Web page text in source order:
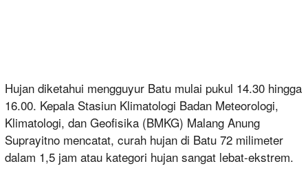
Hujan diketahui mengguyur Batu mulai pukul 14.30 hingga
16.00. Kepala Stasiun Klimatologi Badan Meteorologi,
Klimatologi, dan Geofisika (BMKG) Malang Anung
Suprayitno mencatat, curah hujan di Batu 72 milimeter
dalam 1,5 jam atau kategori hujan sangat lebat-ekstrem.